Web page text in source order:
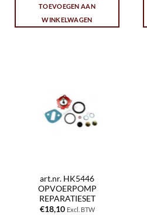
TOEVOEGEN AAN
WINKELWAGEN
art.nr. HK5446
OPVOERPOMP
REPARATIESET
€18,10 Excl. BTW